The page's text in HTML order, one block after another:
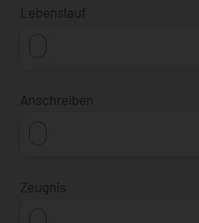
Lebenslauf
Anschreiben
Zeugnis